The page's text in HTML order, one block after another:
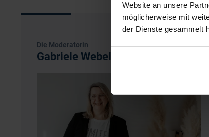
Website an unsere
möglicherweise mit
der Dienste gesammelt
Die Moderatorin
Gabriele Webelsiep